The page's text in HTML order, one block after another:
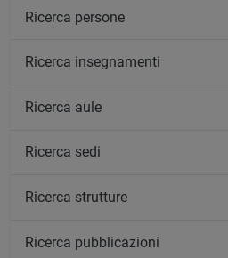
Ricerca persone
Ricerca insegnamenti
Ricerca aule
Ricerca sedi
Ricerca strutture
Ricerca pubblicazioni